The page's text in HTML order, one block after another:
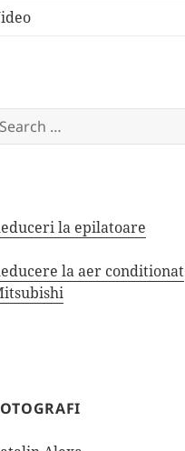
Search
la epilatoare
la aer conditionat